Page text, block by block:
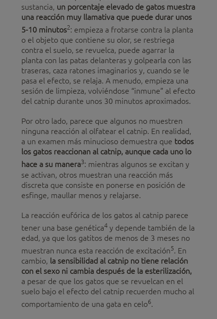
sustancia, un porcentaje elevado de gatos muestra
una reacción muy llamativa que puede durar unos
5-10 minutos2: empieza a frotarse contra la planta
o el objeto que contiene su olor, se restriega
contra el suelo, se revuelca, puede agarrar la
planta con las patas delanteras y golpearla con las
traseras, caza ratones imaginarios y, cuando se le
pasa el efecto, se relaja. A menudo, empieza una
sesión de limpieza, volviéndose “inmune” al efecto
del catnip durante unos 30 minutos aproximados.
Por otro lado, parece que algunos no muestren
ninguna reacción al olfatear el catnip. En realidad,
a un examen más minucioso demuestra que todos
los gatos reaccionan al catnip, aunque cada uno lo
hace a su manera3: mientras algunos se excitan y
se activan, otros muestran una reacción más
discreta que consiste en ponerse en posición de
esfinge, maullar menos y relajarse.
La reacción eufórica de los gatos al catnip parece
tener una base genética4 y depende también de la
edad, ya que los gatitos de menos de 3 meses no
muestran nunca esta reacción de excitación5. En
cambio, la sensibilidad al catnip no tiene relación
con el sexo ni cambia después de la esterilización,
a pesar de que los gatos que se revuelcan en el
suelo bajo el efecto del catnip recuerden mucho al
comportamiento de una gata en celo6.